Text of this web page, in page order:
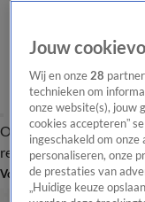
Overzicht Laatste nieuws
redactie
Volg Hart van Nederland
Jouw
Wij en onze28
technieken om
onze website(s), jouw
cookies accepteren”
ingeschakeld om
personaliseren, onze
de prestaties van
„Huidige keuze